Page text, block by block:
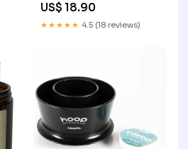
US$ 18.90
★★★★★ 4.5 (18 reviews)